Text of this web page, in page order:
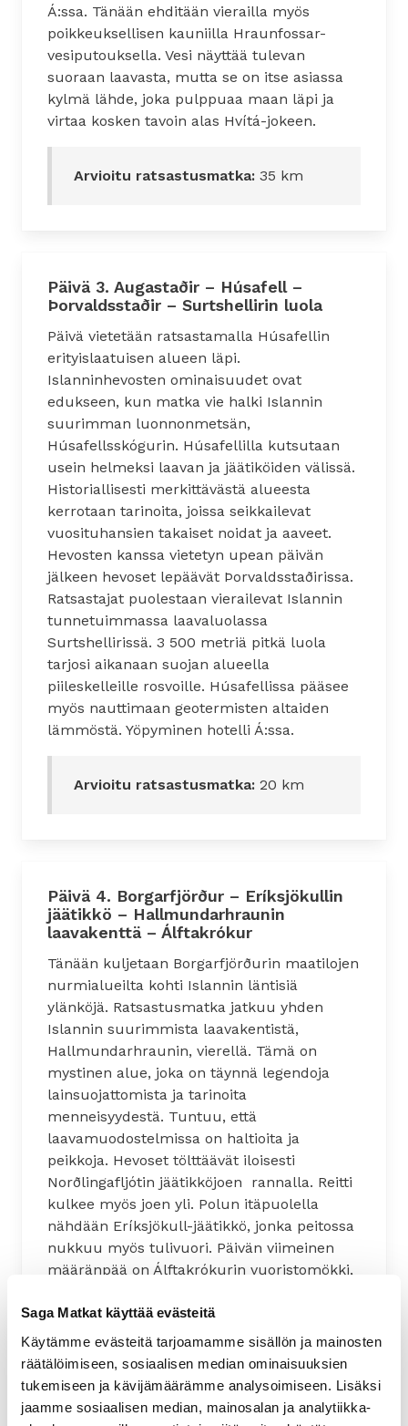
Saga Matkat käyttää evästeitä
Käytämme evästeitä tarjoamamme sisällön ja mainosten
räätälöimiseen, sosiaalisen median ominaisuuksien
tukemiseen ja kävijämäärämme analysoimiseen. Lisäksi
jaamme sosiaalisen median, mainosalan ja analytiikka-
Á:ssa. Tänään ehditään vierailla myös
poikkeuksellisen kauniilla Hraunfossar-
vesiputouksella. Vesi näyttää tulevan
suoraan laavasta, mutta se on itse asiassa
kylmä lähde, joka pulppuaa maan läpi ja
virtaa kosken tavoin alas Hvítá-jokeen.
Arvioitu ratsastusmatka: 35 km
Päivä 3. Augastaðir – Húsafell –
Þorvaldsstaðir – Surtshellirin luola
Päivä vietetään ratsastamalla Húsafellin
erityislaatuisen alueen läpi.
Islanninhevosten ominaisuudet ovat
edukseen, kun matka vie halki Islannin
suurimman luonnonmetsän,
Húsafellsskógurin. Húsafellilla kutsutaan
usein helmeksi laavan ja jäätiköiden välissä.
Historiallisesti merkittävästä alueesta
kerrotaan tarinoita, joissa seikkailevat
vuosituhansien takaiset noidat ja aaveet.
Hevosten kanssa vietetyn upean päivän
jälkeen hevoset lepäävät Þorvaldsstaðirissa.
Ratsastajat puolestaan vierailevat Islannin
tunnetuimmassa laavaluolassa
Surtshellirissä. 3 500 metriä pitkä luola
tarjosi aikanaan suojan alueella
piileskelleille rosvoille. Húsafellissa pääsee
myös nauttimaan geotermisten altaiden
lämmöstä. Yöpyminen hotelli Á:ssa.
Arvioitu ratsastusmatka: 20 km
Päivä 4. Borgarfjörður – Eríksjökullin
jäätikkö – Hallmundarhraunin
laavakenttä – Álftakrókur
Tänään kuljetaan Borgarfjörðurin maatilojen
nurmialueilta kohti Islannin läntisiä
ylänköjä. Ratsastusmatka jatkuu yhden
Islannin suurimmista laavakentistä,
Hallmundarhraunin, vierellä. Tämä on
mystinen alue, joka on täynnä legendoja
lainsuojattomista ja tarinoita
menneisyydestä. Tuntuu, että
laavamuodostelmissa on haltioita ja
peikkoja. Hevoset tölttäävät iloisesti
Norðlingafljótin jäätikköjoen rannalla. Reitti
kulkee myös joen yli. Polun itäpuolella
nähdään Eríksjökull-jäätikkö, jonka peitossa
nukkuu myös tulivuori. Päivän viimeinen
määränpää on Álftakrókurin vuoristomökki,
pakoilleen lakia.
Arvioitu ratsastusmatka:30 km